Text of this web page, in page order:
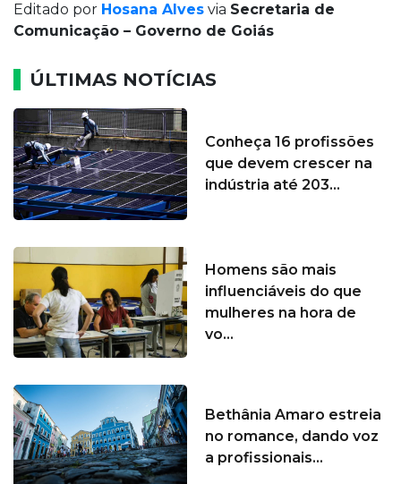
Editado por Hosana Alves via Secretaria de
Comunicação – Governo de Goiás
ÚLTIMAS NOTÍCIAS
Conheça 16 profissões
que devem crescer na
indústria até 203...
Homens são mais
influenciáveis do que
mulheres na hora de
vo...
Bethânia Amaro estreia
no romance, dando voz
a profissionais...